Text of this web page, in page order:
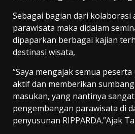
Sebagai bagian dari
parawisata maka didalam
dipaparkan berbagai kajian
destinasi wisata,
“Saya mengajak semua
aktif dan memberikan
masukan, yang nantinya
pengembangan parawisata di
penyusunan RIPPARDA.”Ajak